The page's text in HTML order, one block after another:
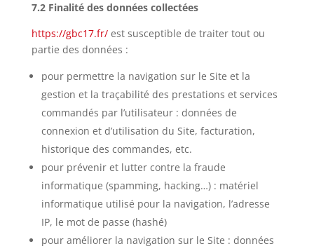
7.2 Finalité des données collectées
https://gbc17.fr/est susceptible de traiter tout ou
partie des données :
pour permettre la navigation sur le Site et la
gestion et la traçabilité des prestations et services
commandés par l’utilisateur : données de
connexion et d’utilisation du Site, facturation,
historique des commandes, etc.
pour prévenir et lutter contre la fraude
informatique (spamming, hacking…) : matériel
informatique utilisé pour la navigation, l’adresse
IP, le mot de passe (hashé)
pour améliorer la navigation sur le Site : données